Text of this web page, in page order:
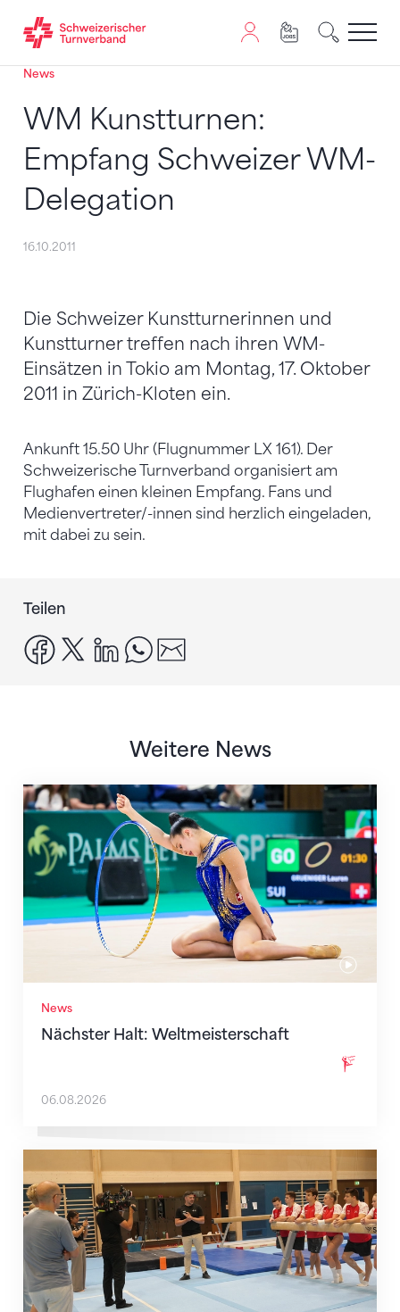
Zum Inhalt springen
Zur Sitemap navigieren
Zum Navigieren dieser Seite wird JavaScript benötigt.
News
WM Kunstturnen:
Empfang Schweizer WM-
Delegation
16.10.2011
Die Schweizer Kunstturnerinnen und
Kunstturner treffen nach ihren WM-
Einsätzen in Tokio am Montag, 17. Oktober
2011 in Zürich-Kloten ein.
Ankunft 15.50 Uhr (Flugnummer LX 161). Der
Schweizerische Turnverband organisiert am
Flughafen einen kleinen Empfang. Fans und
Medienvertreter/-innen sind herzlich eingeladen,
mit dabei zu sein.
Teilen
facebook
x linkedinwhatsapp
Weitere News
News
Nächster Halt: Weltmeisterschaft
Nächster Halt: Weltmeisterschaft
06.08.2026
Mit klaren Zielen nach Zagreb